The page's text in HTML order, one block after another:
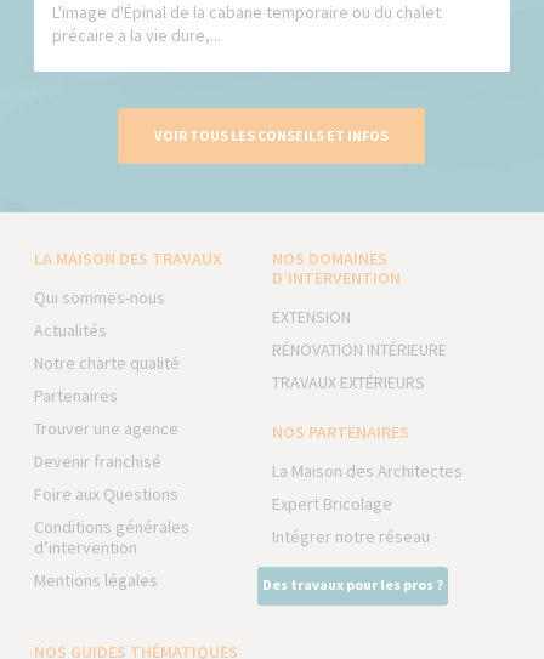
L'image d'Épinal de la cabane temporaire ou du chalet
précaire a la vie dure,...
VOIR TOUS LES CONSEILS ET INFOS
LA MAISON DES TRAVAUX
Qui sommes-nous
Actualités
Notre charte qualité
Partenaires
Trouver une agence
Devenir franchisé
Foire aux Questions
Conditions générales
d’intervention
Mentions légales
NOS DOMAINES
D’INTERVENTION
EXTENSION
RÉNOVATION INTÉRIEURE
TRAVAUX EXTÉRIEURS
NOS PARTENAIRES
La Maison des Architectes
Expert Bricolage
Intégrer notre réseau
Des travaux pour les pros ?
NOS GUIDES THÉMATIQUES